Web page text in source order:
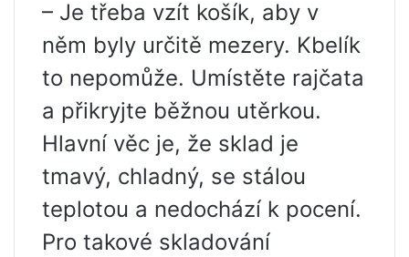
– Je třeba vzít košík, aby v
něm byly určitě mezery. Kbelík
to nepomůže. Umístěte rajčata
a přikryjte běžnou utěrkou.
Hlavní věc je, že sklad je
tmavý, chladný, se stálou
teplotou a nedochází k pocení.
Pro takové skladování